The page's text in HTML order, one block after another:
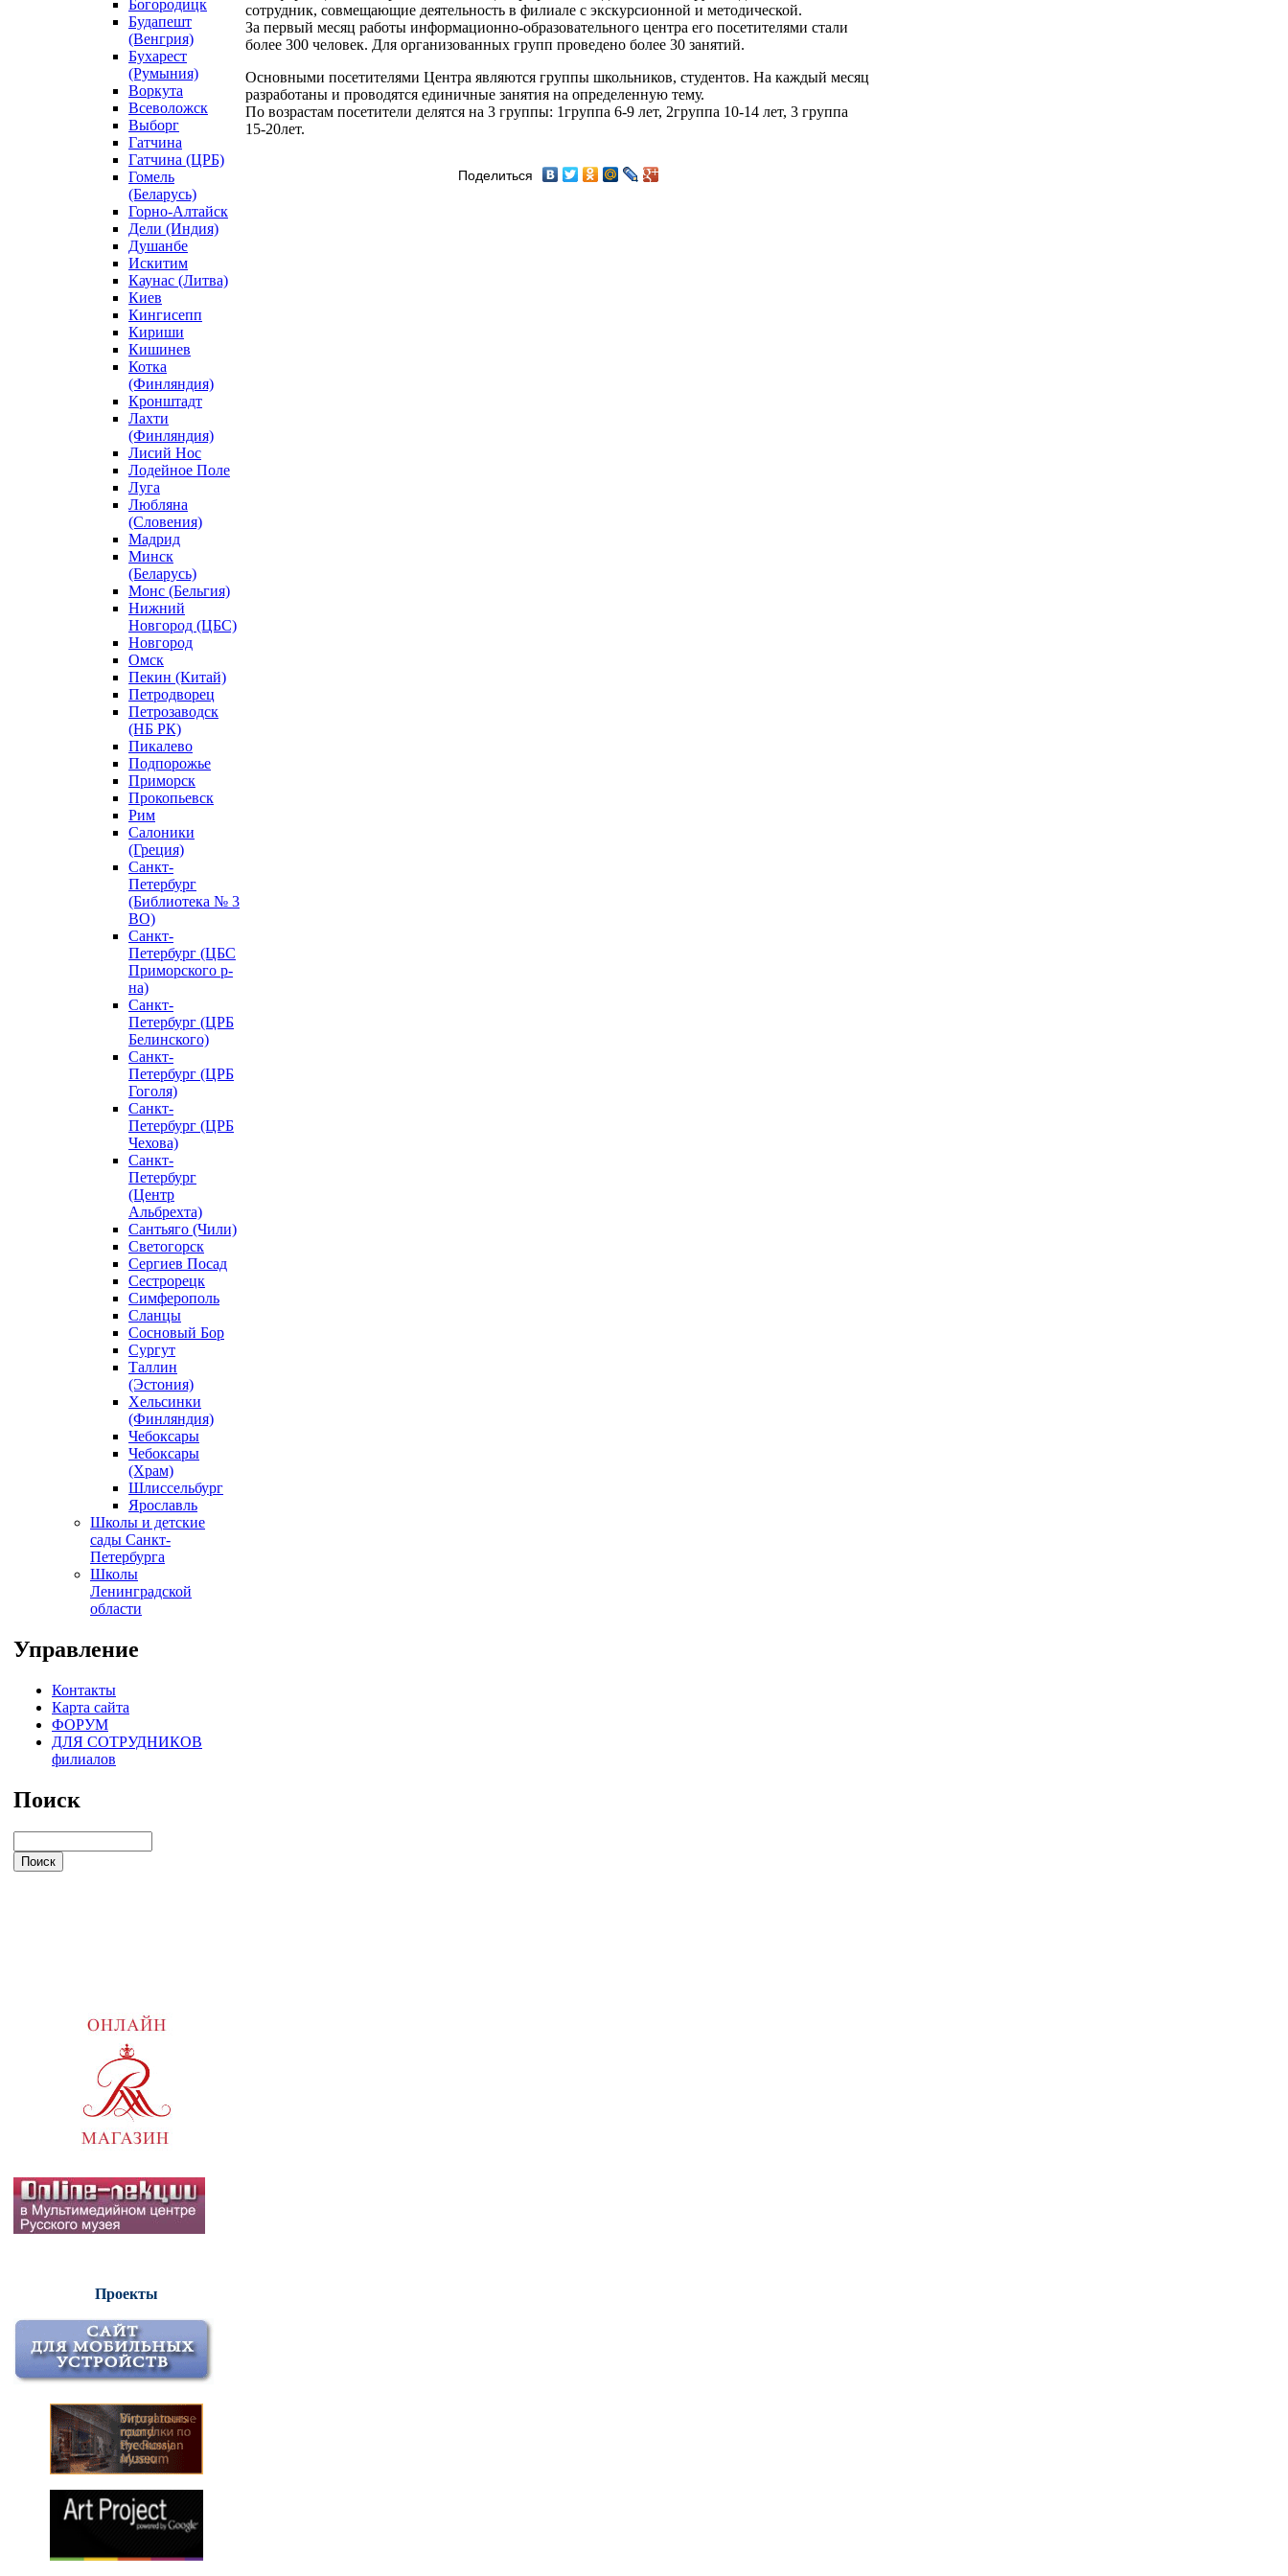
Богородицк
Будапешт
(Венгрия)
Бухарест
(Румыния)
Воркута
Всеволожск
Выборг
Гатчина
Гатчина (ЦРБ)
Гомель
(Беларусь)
Горно-Алтайск
Дели (Индия)
Душанбе
Искитим
Каунас (Литва)
Киев
Кингисепп
Кириши
Кишинев
Котка
(Финляндия)
Кронштадт
Лахти
(Финляндия)
Лисий Нос
Лодейное Поле
Луга
Любляна
(Словения)
Мадрид
Минск
(Беларусь)
Монс (Бельгия)
Нижний
Новгород (ЦБС)
Новгород
Омск
Пекин (Китай)
Петродворец
Петрозаводск
(НБ РК)
Пикалево
Подпорожье
Приморск
Прокопьевск
Рим
Салоники
(Греция)
Санкт-
Петербург
(Библиотека № 3
ВО)
Санкт-
Петербург (ЦБС
Приморского р-
на)
Санкт-
Петербург (ЦРБ
Белинского)
Санкт-
Петербург (ЦРБ
Гоголя)
Санкт-
Петербург (ЦРБ
Чехова)
Санкт-
Петербург
(Центр
Альбрехта)
Сантьяго (Чили)
Светогорск
Сергиев Посад
Сестрорецк
Симферополь
Сланцы
Сосновый Бор
Сургут
Таллин
(Эстония)
Хельсинки
(Финляндия)
Чебоксары
Чебоксары
(Храм)
Шлиссельбург
Ярославль
Школы и детские
сады Санкт-
Петербурга
Школы
Ленинградской
области
Управление
Контакты
Карта сайта
ФОРУМ
ДЛЯ СОТРУДНИКОВ
филиалов
Поиск
Проекты
сотрудник, совмещающие деятельность в филиале с экскурсионной и методической.
За первый месяц работы информационно-образовательного центра его посетителями стали
более 300 человек. Для организованных групп проведено более 30 занятий.
Основными посетителями Центра являются группы школьников, студентов. На каждый месяц
разработаны и проводятся единичные занятия на определенную тему.
По возрастам посетители делятся на 3 группы: 1группа 6-9 лет, 2группа 10-14 лет, 3 группа
15-20лет.
Поделиться